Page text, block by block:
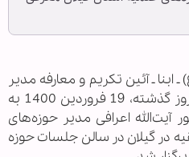
ابنا ـآئین تکریم و معارفه مدیر
حوزه‌های علمیه استان گیلان روز گذشته، 19 فروردین 1400 به
اعرافی مدیر حوزه‌های
در گیلان در سالن جلسات حوزه